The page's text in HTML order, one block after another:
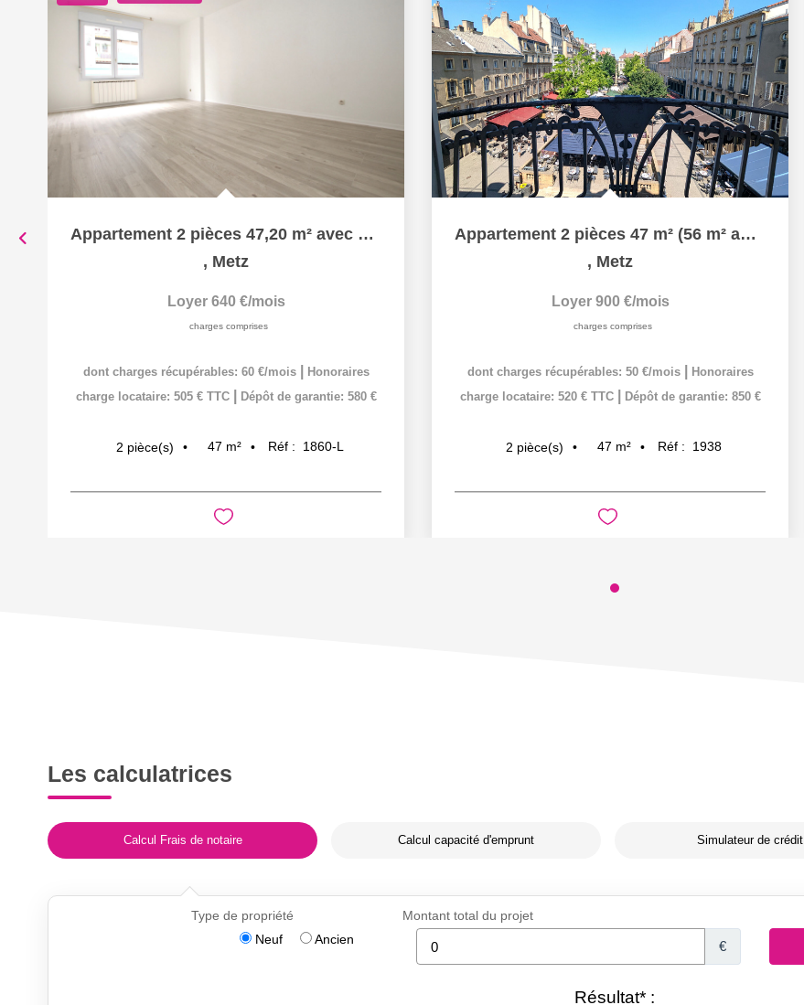
Appartement 2 pièces 47,20 m² avec Parking sécurisé à louer...
, Metz
Loyer 640 €/mois
charges comprises
dont charges récupérables: 60 €/mois
Honoraires
charge locataire: 505 € TTC
Dépôt de garantie: 580 €
2 pièce(s) 47 m² Réf : 1860-L
Appartement 2 pièces 47 m² (56 m² au sol) à louer à METZ...
, Metz
Loyer 900 €/mois
charges comprises
dont charges récupérables: 50 €/mois
Honoraires
charge locataire: 520 € TTC
Dépôt de garantie: 850 €
2 pièce(s) 47 m² Réf : 1938
Les calculatrices
Calcul Frais de notaire Calcul capacité d'emprunt Simulateur de crédit